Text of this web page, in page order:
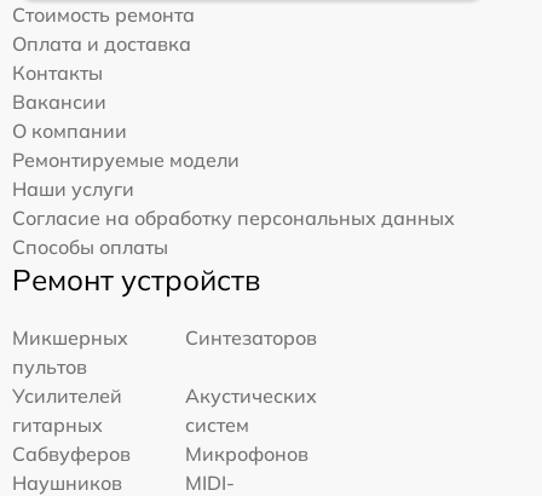
Стоимость ремонта
Оплата и доставка
Контакты
Вакансии
О компании
Ремонтируемые модели
Наши услуги
Согласие на обработку персональных данных
Способы оплаты
Ремонт устройств
Микшерных
пультов
Синтезаторов
Усилителей
гитарных
Акустических
систем
Сабвуферов
Микрофонов
Наушников
MIDI-